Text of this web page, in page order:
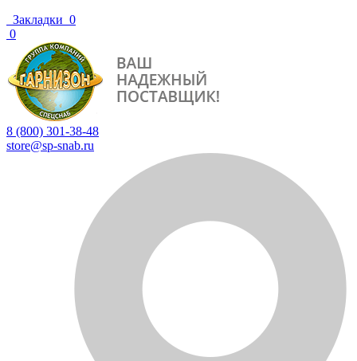
Закладки 0
0
8 (800) 301-38-48
store@sp-snab.ru